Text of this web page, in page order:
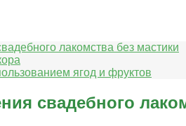
лакомства без мастики
ягод и фруктов
свадебного